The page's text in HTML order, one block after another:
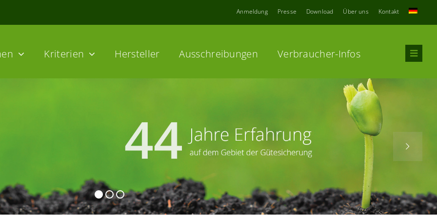
Anmeldung Presse Download Über uns Kontakt
Kriterien Hersteller Ausschreibungen Verbraucher-Infos